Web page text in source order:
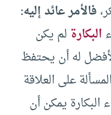
فالأمر عائد إليه:
البكارةلم يكن
له أن يحتفظ
على العلاقة
يمكن أن